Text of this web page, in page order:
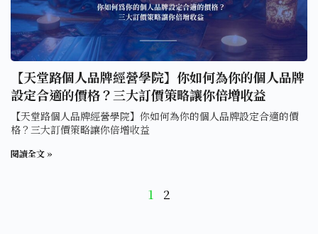
【天堂路個人品牌經營學院】你如何為你的個人品牌
設定合適的價格？三大訂價策略讓你倍增收益
【天堂路個人品牌經營學院】你如何為你的個人品牌設定合適的價
格？三大訂價策略讓你倍增收益
閱讀全文 »
1 2